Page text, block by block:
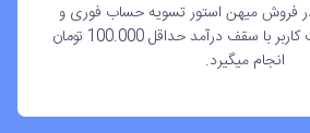
فروش میهن استور تسویه حساب فوری و
لحظه ای به درخواست کاربر با سقف درآمد حداقل 100.000 تومان
انجام میگیرد.